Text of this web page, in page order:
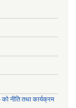
नीति तथा कार्यक्रम